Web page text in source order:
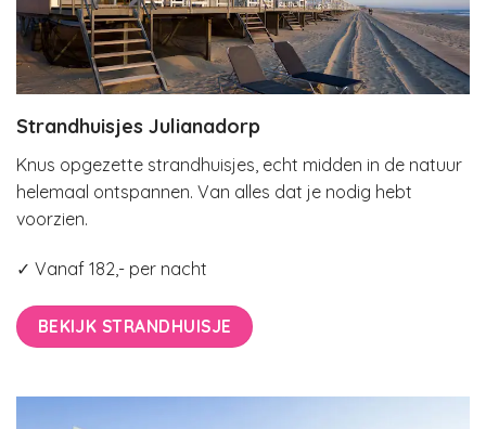
Strandhuisjes Julianadorp
Knus opgezette strandhuisjes, echt midden in de natuur
helemaal ontspannen. Van alles dat je nodig hebt
voorzien.
✓ Vanaf 182,- per nacht
BEKIJK STRANDHUISJE